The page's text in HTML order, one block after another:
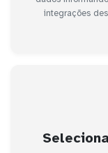
integrações